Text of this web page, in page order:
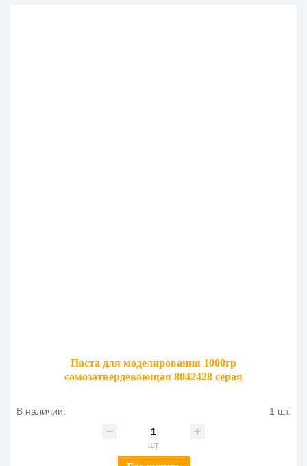
Паста для моделирования 1000гр
самозатвердевающая 8042428 серая
В наличии: 1 шт.
шт